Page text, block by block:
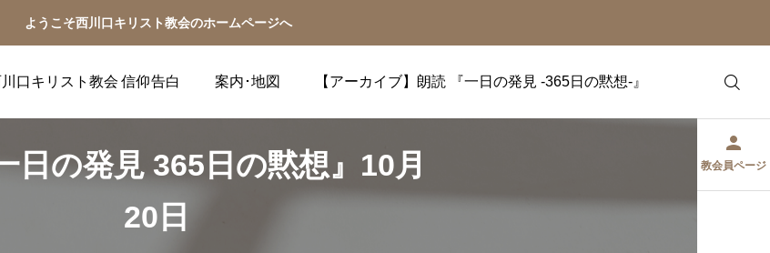
ようこそ西川口キリスト教会のホームページへ
口キリスト教会 信仰告白 案内･地図 【アーカイブ】朗読 『一日の発見 -365日の黙想-』
教会員ページ
日の発見 365日の黙想』10月
20日